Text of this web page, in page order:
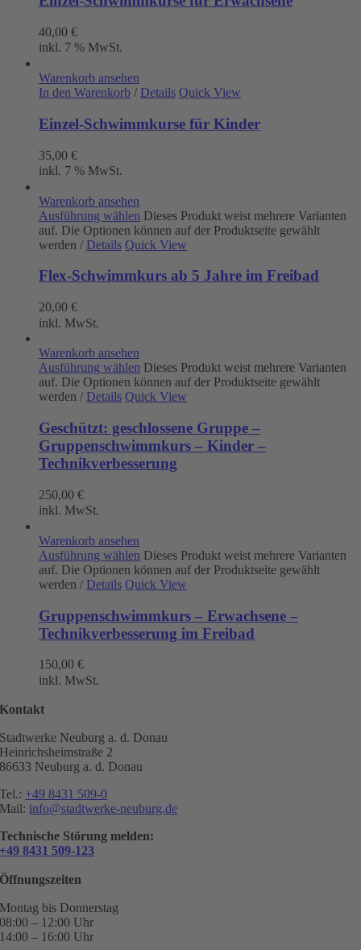
40,00 €
inkl. 7 % MwSt.
Warenkorb ansehen
In den Warenkorb / Details Quick View
Einzel-Schwimmkurse für Kinder
35,00 €
inkl. 7 % MwSt.
Warenkorb ansehen
Ausführung wählen Dieses Produkt weist mehrere Varianten
auf. Die Optionen können auf der Produktseite gewählt
werden / Details Quick View
Flex-Schwimmkurs ab 5 Jahre im Freibad
20,00 €
inkl. MwSt.
Warenkorb ansehen
Ausführung wählen Dieses Produkt weist mehrere Varianten
auf. Die Optionen können auf der Produktseite gewählt
werden / Details Quick View
Geschützt: geschlossene Gruppe –
Gruppenschwimmkurs – Kinder –
Technikverbesserung
250,00 €
inkl. MwSt.
Warenkorb ansehen
Ausführung wählen Dieses Produkt weist mehrere Varianten
auf. Die Optionen können auf der Produktseite gewählt
werden / Details Quick View
Gruppenschwimmkurs – Erwachsene –
Technikverbesserung im Freibad
150,00 €
inkl. MwSt.
Kontakt
Stadtwerke Neuburg a. d. Donau
Heinrichsheimstraße 2
86633 Neuburg a. d. Donau
Tel.: +49 8431 509-0
Mail: info@stadtwerke-neuburg.de
Technische Störung melden:
+49 8431 509-123
Öffnungszeiten
Montag bis Donnerstag
08:00 – 12:00 Uhr
14:00 – 16:00 Uhr